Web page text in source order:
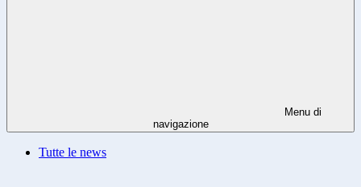
Menu di
navigazione
Tutte le news